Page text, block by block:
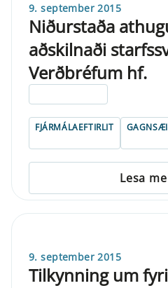
9. september 2015
Niðurstaða
aðskilnaði
Verðbréfum hf.
FJÁRMÁLAEFTIRLIT
Lesa
9. september 2015
Tilkynning um